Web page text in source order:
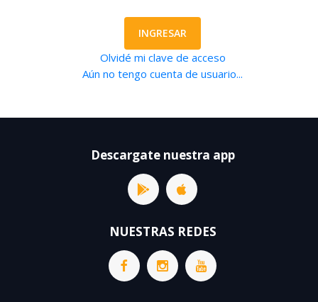
INGRESAR
Olvidé mi clave de acceso
Aún no tengo cuenta de usuario...
Descargate nuestra app
NUESTRAS REDES